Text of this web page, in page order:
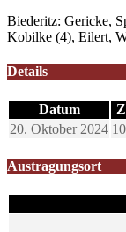
Biederitz: Gericke,
Kobilke (4), Eilert,
Details
Datum
20. Oktober 2024
Austragungsort